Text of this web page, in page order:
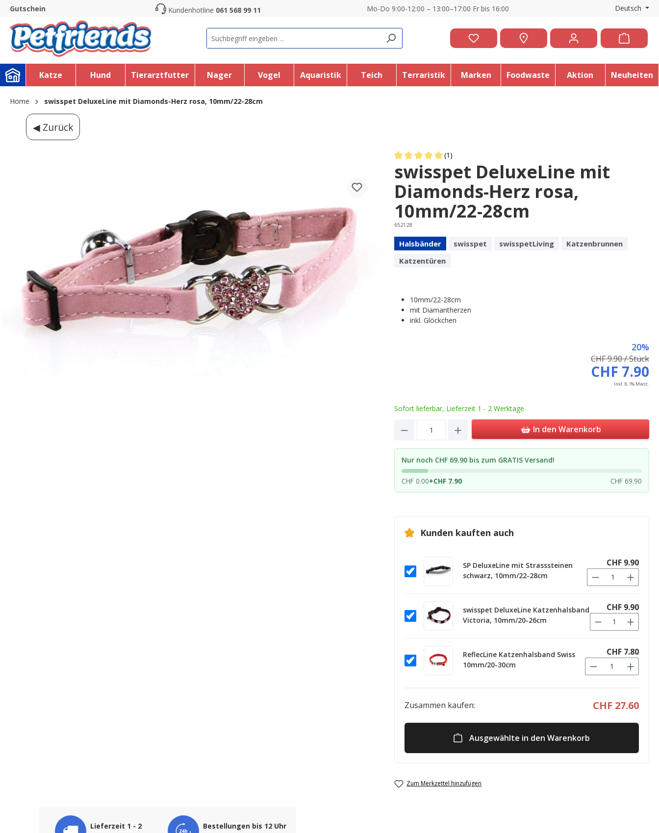
Skip to main navigation
Gutschein Kundenhotline 061 568 99 11 Mo-Do 9:00-12:00 – 13:00–17:00 Fr bis 16:00 Deutsch
Katze Hund Tierarztfutter Nager Vogel Aquaristik Teich Terraristik Marken Foodwaste Aktion Neuheiten
Home swisspet DeluxeLine mit Diamonds-Herz rosa, 10mm/22-28cm
◀ Zurück
Average rating of 5 out of 5 stars
(1)
swisspet DeluxeLine mit
Diamonds-Herz rosa,
10mm/22-28cm
652128
Halsbänder swisspet swisspetLiving
Katzenbrunnen
Katzentüren
10mm/22-28cm
mit Diamantherzen
inkl. Glöckchen
20%
CHF 9.90 / Stück
CHF 7.90
Inkl. 8.1% Mwst.
Sofort lieferbar, Lieferzeit 1 - 2 Werktage
Product Quantity: Enter the desired amount
In den Warenkorb
Nur noch CHF 69.90 bis zum GRATIS Versand!
CHF 0.00+CHF 7.90 CHF 69.90
Kunden kauften auch
SP DeluxeLine mit Strasssteinen
schwarz, 10mm/22-28cm
CHF 9.90
swisspet DeluxeLine Katzenhalsband
Victoria, 10mm/20-26cm
CHF 9.90
ReflecLine Katzenhalsband Swiss
10mm/20-30cm
CHF 7.80
Zusammen kaufen: CHF 27.60
Ausgewählte in den Warenkorb
Zum Merkzettel hinzufügen
Lieferzeit 1 - 2
Bestellungen bis 12 Uhr